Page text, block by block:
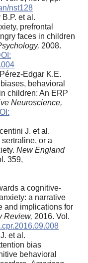
nst128
et al.
prefrontal
faces in children
2008.
Edgar K.E.
behavioral
children: An ERP
Neuroscience,
J. et al.
or a
New England
359,
a cognitive-
a narrative
and implications for
Review, 2016. Vol.
et al.
bias
behavioral